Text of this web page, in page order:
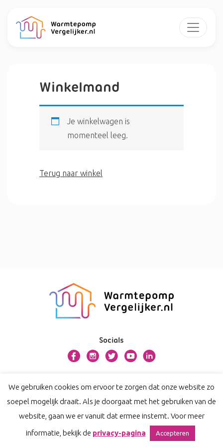
Winkelmand
Je winkelwagen is
momenteel leeg.
Terug naar winkel
Socials
Contact
Privacy
Disclaimer
We gebruiken cookies om ervoor te zorgen dat onze website zo
soepel mogelijk draait. Als je doorgaat met het gebruiken van de
website, gaan we er vanuit dat ermee instemt. Voor meer
informatie, bekijk de privacy-pagina Accepteren